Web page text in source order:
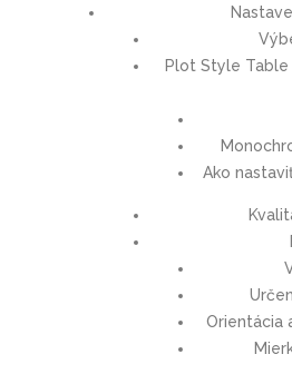
Plot Style Table
Ako
Orientácia